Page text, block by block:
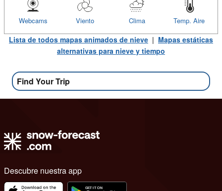
Temp. Aire
Clima
Viento
Webcams
Lista de todos mapas animados de nieve | Mapas estáticas
alternativas para nieve y tiempo
Find Your Trip
Descubre nuestra app